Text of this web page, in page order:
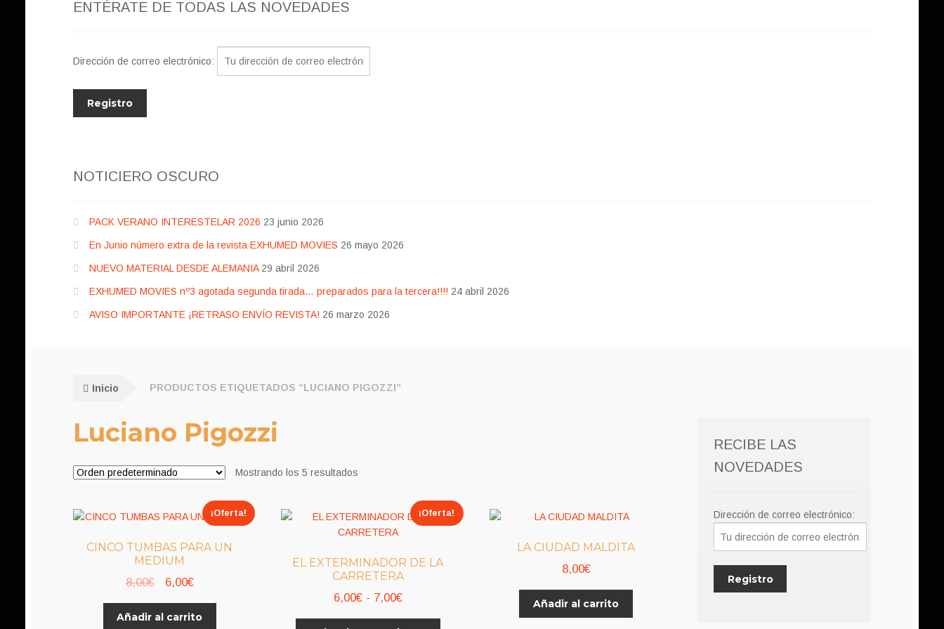
ENTÉRATE DE TODAS LAS NOVEDADES
Dirección de correo electrónico:
NOTICIERO OSCURO
PACK VERANO INTERESTELAR 2026 23 junio 2026
En Junio número extra de la revista EXHUMED MOVIES 26 mayo 2026
NUEVO MATERIAL DESDE ALEMANIA 29 abril 2026
EXHUMED MOVIES nº3 agotada segunda tirada… preparados para la tercera!!!! 24 abril 2026
AVISO IMPORTANTE ¡RETRASO ENVÍO REVISTA! 26 marzo 2026
Inicio PRODUCTOS ETIQUETADOS “LUCIANO PIGOZZI”
Luciano Pigozzi
Mostrando los 5 resultados
CINCO TUMBAS PARA UN
MEDIUM
¡Oferta!
8,00€
El
precio
original
6,00€El
precio
actual
Añadir al carrito
EL EXTERMINADOR DE LA
CARRETERA
¡Oferta!
6,00€ - 7,00€Rango
de
LA CIUDAD MALDITA
8,00€
Añadir al carrito
RECIBE LAS
NOVEDADES
Dirección de correo electrónico: